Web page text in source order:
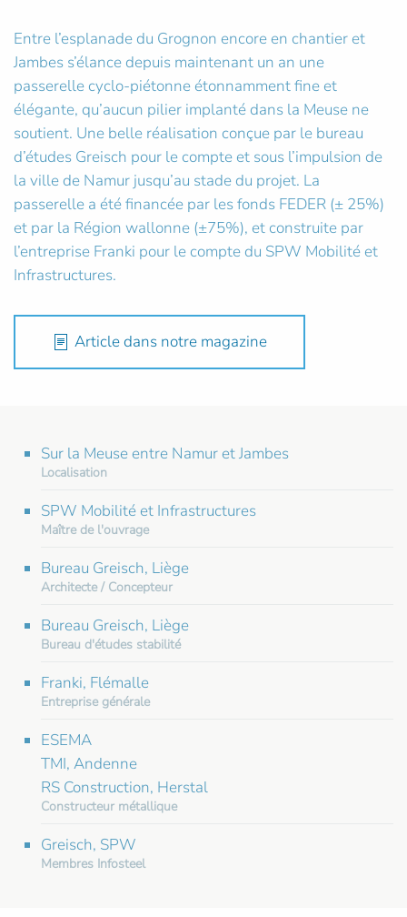
Entre l’esplanade du Grognon encore en chantier et
Jambes s’élance depuis maintenant un an une
passerelle cyclo-piétonne étonnamment fine et
élégante, qu’aucun pilier implanté dans la Meuse ne
soutient. Une belle réalisation conçue par le bureau
d’études Greisch pour le compte et sous l’impulsion de
la ville de Namur jusqu’au stade du projet. La
passerelle a été financée par les fonds FEDER (± 25%)
et par la Région wallonne (±75%), et construite par
l’entreprise Franki pour le compte du SPW Mobilité et
Infrastructures.
Article dans notre magazine
Sur la Meuse entre Namur et Jambes
Localisation
SPW Mobilité et Infrastructures
Maître de l'ouvrage
Bureau Greisch, Liège
Architecte / Concepteur
Bureau Greisch, Liège
Bureau d'études stabilité
Franki, Flémalle
Entreprise générale
ESEMA
TMI, Andenne
RS Construction, Herstal
Constructeur métallique
Greisch, SPW
Membres Infosteel